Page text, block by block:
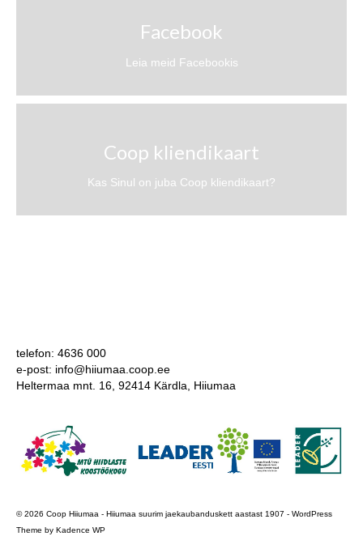
Facebook
Leia meid Facebookis
Coop kliendikaart
Kas Sinul on juba Coop kliendikaart?
telefon: 4636 000
e-post: info@hiiumaa.coop.ee
Heltermaa mnt. 16, 92414 Kärdla, Hiiumaa
© 2026 Coop Hiiumaa - Hiiumaa suurim jaekaubanduskett aastast 1907 - WordPress
Theme by Kadence WP